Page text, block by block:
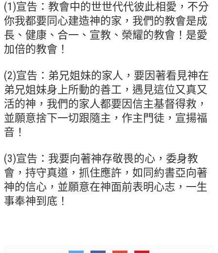
聚會剪影_2018年
聚會剪影_2017年
聚會剪影_2016年
聚會剪影_2014年
聚會剪影_2013年
教會節慶
教會節慶_2025年
教會節慶_2024年
教會節慶_2023年
教會節慶_2022年
(1)宣告：教會中的世世代代彼此相愛，不分
你我都要同心建造神的家，我們的教會是成
長、健康、合一、宣教、榮耀的教會！是愛
加倍的教會！
(2)宣告：弟兄姐妹的家人，要因著看見神在
弟兄姐妹身上所動的善工，遇見這位又真又
活的神，我們的家人都要因信主基督得救，
並願意捨下一切跟隨主，作主門徒，宣揚福
音！
(3)宣告：我要向著神存敬畏的心，委身教
會，持守真道，抓住應許，如同約書亞向著
神的信心，並願意在神面前表明心志，一生
事奉神到底！